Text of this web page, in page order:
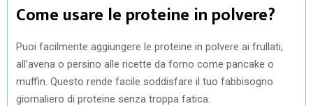
Come usare le proteine in polvere?
Puoi facilmente aggiungere le proteine in polvere ai frullati,
all’avena o persino alle ricette da forno come pancake o
muffin. Questo rende facile soddisfare il tuo fabbisogno
giornaliero di proteine senza troppa fatica.